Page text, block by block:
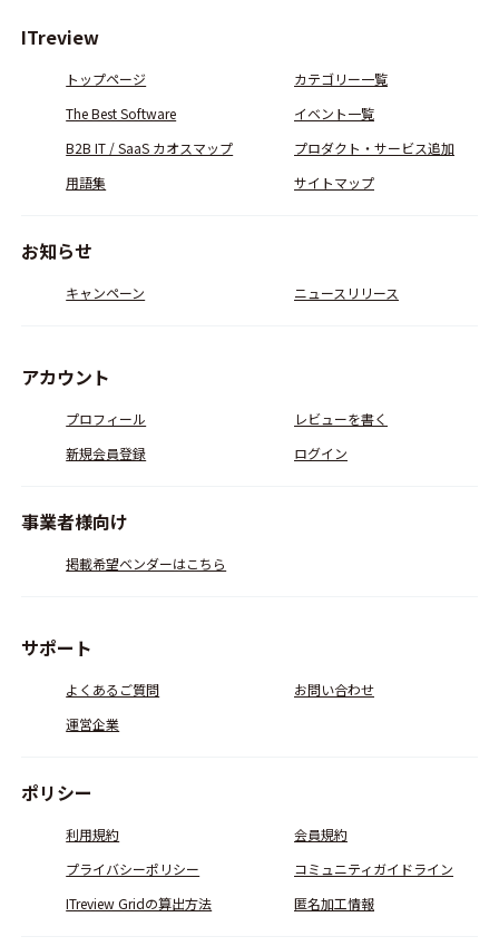
ITreview
トップページ
カテゴリー一覧
The Best Software
イベント一覧
B2B IT / SaaS カオスマップ
プロダクト・サービス追加
用語集
サイトマップ
お知らせ
キャンペーン ニュースリリース
アカウント
プロフィール
レビューを書く
新規会員登録
ログイン
事業者様向け
掲載希望ベンダーはこちら
サポート
よくあるご質問
お問い合わせ
運営企業
ポリシー
利用規約
会員規約
プライバシーポリシー
コミュニティガイドライン
ITreview Gridの算出方法
匿名加工情報